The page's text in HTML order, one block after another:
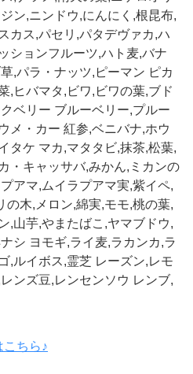
ン,ニンドウ,にんにく,根昆布,
カス,パセリ,パタデヴァカ,ハ
ションフルーツ,ハト麦,バナ
,パラ・ナッツ,ピーマン ピカ
,ヒバマタ,ビワ,ビワの葉,ブド
ベリー ブルーベリー,プルー
メ・カー 紅参,ベニバナ,ホウ
タケ マカ,マタタビ,抹茶,松葉,
・キャッサバ,みかん,ミカンの
アマ,ムイラプアマ実,紫イペ,
の木,メロン,綿実,モモ,桃の葉,
,山芋,やまたばこ,ヤマブドウ,
シ ヨモギ,ライ麦,ラカンカ,ラ
,ルイボス,霊芝 レーズン,レモ
ンズ豆,レンセンソウ レンブ,
こちら♪